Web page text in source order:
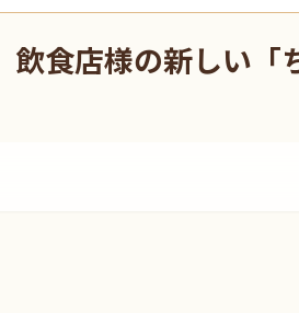
食店様の新しい